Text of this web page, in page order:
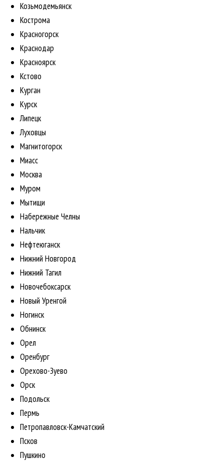
Козьмодемьянск
Кострома
Красногорск
Краснодар
Красноярск
Кстово
Курган
Курск
Липецк
Луховцы
Магнитогорск
Миасс
Москва
Муром
Мытищи
Набережные Челны
Нальчик
Нефтеюганск
Нижний Новгород
Нижний Тагил
Новочебоксарск
Новый Уренгой
Ногинск
Обнинск
Орел
Оренбург
Орехово-Зуево
Орск
Подольск
Пермь
Петропавловск-Камчатский
Псков
Пушкино